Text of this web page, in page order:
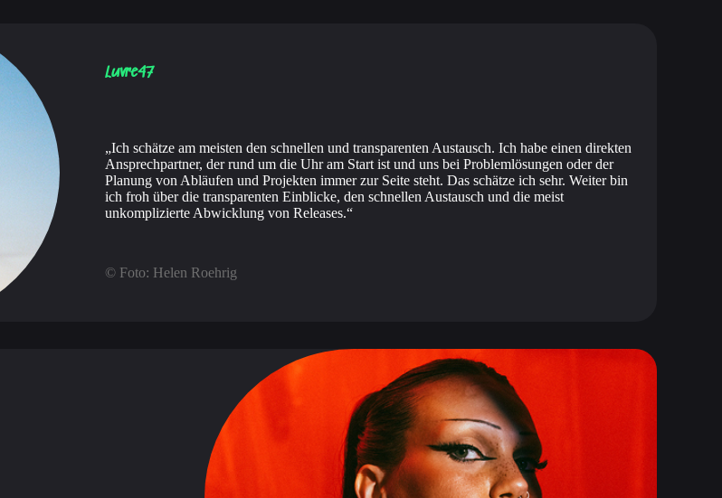
Luvre47
Ich schätze am meisten den schnellen und transparenten Austausch. Ich habe einen direkten
Ansprechpartner, der rund um die Uhr am Start ist und uns bei Problemlösungen oder der
Planung von Abläufen und Projekten immer zur Seite steht. Das schätze ich sehr. Weiter bin
ich froh über die transparenten Einblicke, den schnellen Austausch und die meist
unkomplizierte Abwicklung von Releases.
© Foto: Helen Roehrig